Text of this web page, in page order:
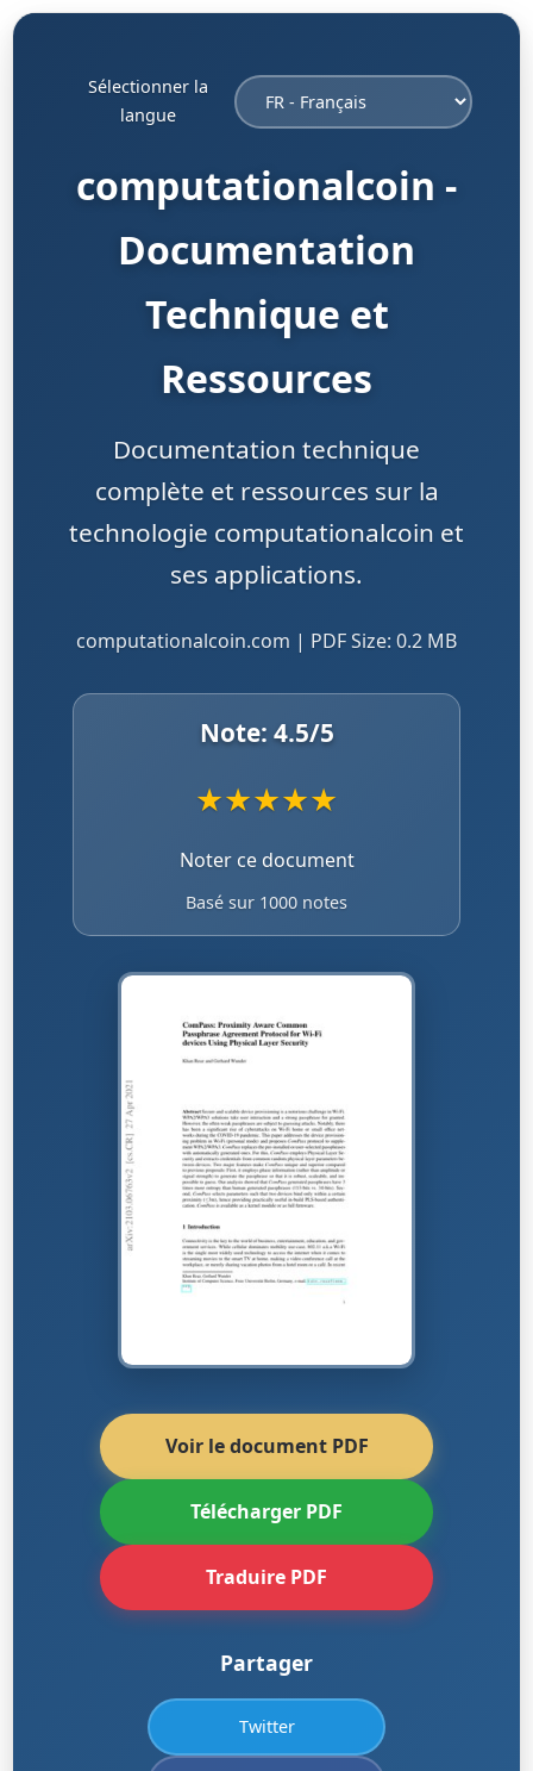
Sélectionner la
langue
computationalcoin -
Documentation
Technique et
Ressources
Documentation technique
complète et ressources sur la
technologie computationalcoin et
ses applications.
computationalcoin.com | PDF Size: 0.2 MB
Note: 4.5/5
★★★★★
Noter ce document
Basé sur 1000 notes
Voir le document PDF
Télécharger PDF
Traduire PDF
Partager
Twitter